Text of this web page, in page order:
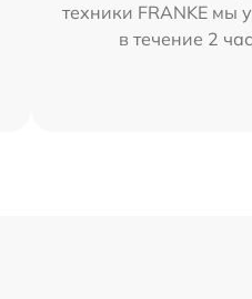
техники FRANKE мы
в течение 2